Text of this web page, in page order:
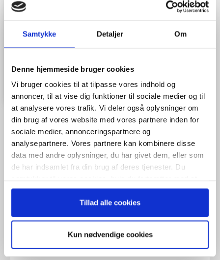
Samtykke Detaljer Om
Denne hjemmeside bruger cookies
Vi bruger cookies til at tilpasse vores indhold og
annoncer, til at vise dig funktioner til sociale medier og til
at analysere vores trafik. Vi deler også oplysninger om
din brug af vores website med vores partnere inden for
sociale medier, annonceringspartnere og
analysepartnere. Vores partnere kan kombinere disse
data med andre oplysninger, du har givet dem, eller som
de har indsamlet fra din brug af deres tjenester. Du
anvende vores hjemmeside.
Tillad alle cookies
Kun nødvendige cookies
Når du trykker "modtag bogen" bliver du tilmeldt Bestyrelsesguidens
ugentlige nyhedsbrev samt markedsføring via mail.
Tilmeld
Modtag bogen direkte i din
mailboks